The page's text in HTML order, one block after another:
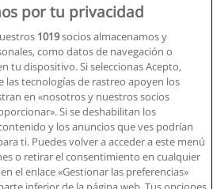
y Gestión de Proyectos
información
y Desarrollo Emocional
los Chillos
información
por tu privacidad
1019socios almacenamos y
como datos de navegación o
tu dispositivo. Si seleccionas Acepto,
las tecnologías de rastreo apoyen los
en «nosotros y nuestros socios
Si se deshabilitan los
y los anuncios que ves podrían
ti. Puedes volver a acceder a este menú
o retirar el consentimiento en cualquier
el enlace «Gestionar las preferencias»